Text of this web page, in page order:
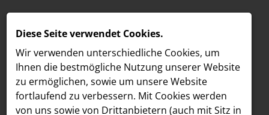
Diese Seite verwendet Cookies.
Wir verwenden unterschiedliche Cookies, um
Ihnen die best­mögliche Nutzung unserer Website
zu ermöglichen, sowie um unsere Website
fortlaufend zu verbessern. Mit Cookies werden
von uns sowie von Drittanbietern (auch mit Sitz in